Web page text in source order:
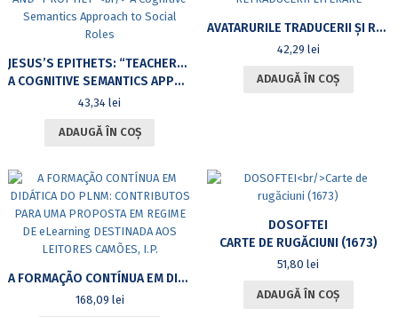
JESUS’S EPITHETS: “TEACHER” AND “PROPHET”
A COGNITIVE SEMANTICS APPROACH TO SOCIAL ROLES
43,34lei
ADAUGĂ ÎN COȘ
AVATARURILE TRADUCERII ȘI RETRADUCERII LITERARE
42,29 lei
ADAUGĂ ÎN COȘ
A FORMAÇÃO CONTÍNUA EM DIDÁTICA DO PLNM: CONTRIBUTOS PARA UMA PROPOSTA EM REGIME DE ELEARNING DESTINADA AOS LEITORES CAMÕES, I.P.
168,09 lei
DOSOFTEI
CARTE DE RUGĂCIUNI (1673)
51,80lei
ADAUGĂ ÎN COȘ